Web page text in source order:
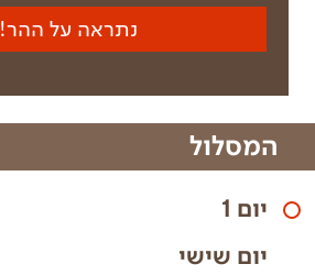
נתראה על ההר!
המסלול
יום 1
יום שישי